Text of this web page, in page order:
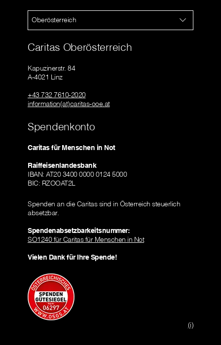
Oberösterreich
Caritas Oberösterreich
Kapuzinerstr. 84
A-4021 Linz
+43 732 7610-2020
information(at)caritas-ooe.at
Spendenkonto
Caritas für Menschen in Not
Raiffeisenlandesbank
IBAN: AT20 3400 0000 0124 5000
BIC: RZOOAT2L
Spenden an die Caritas sind in Österreich steuerlich
absetzbar.
Spendenabsetzbarkeitsnummer:
SO1240 für Caritas für Menschen in Not
Vielen Dank für Ihre Spende!
(i)